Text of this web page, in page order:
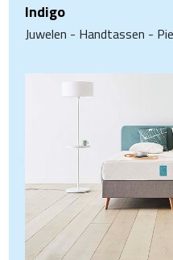
Indigo
Juwelen - Handtassen -